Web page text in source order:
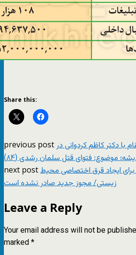
Share this:
previous post با دکتر کاظم کردوانی در
موضوع: فتوای قتل سلمان رشدی (۸۴)
next postاستان برای ایجاد قرق اختصاصی محیط
زیستی/ مجوز جدید صادر نشده است
Leave a Reply
Your email address will not be
marked*